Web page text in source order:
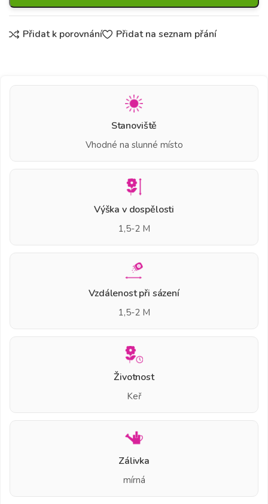
Přidat k porovnání Přidat na seznam přání
Stanoviště
Vhodné na slunné místo
Výška v dospělosti
1,5-2 M
Vzdálenost při sázení
1,5-2 M
Životnost
Keř
Zálivka
mírná